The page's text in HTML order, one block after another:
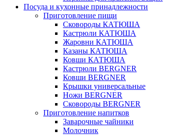
Посуда и кухонные принадлежности
Приготовление пищи
Сковороды КАТЮША
Кастрюли КАТЮША
Жаровни КАТЮША
Казаны КАТЮША
Ковши КАТЮША
Кастрюли BERGNER
Ковши BERGNER
Крышки универсальные
Ножи BERGNER
Сковороды BERGNER
Приготовление напитков
Заварочные чайники
Молочник